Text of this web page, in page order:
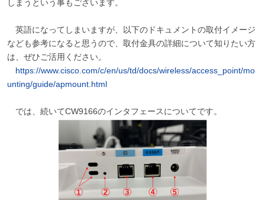
しまうという事もございます。
英語になってしまいますが、以下のドキュメントの取付イメージ
なども参考になると思うので、取付金具の詳細について知りたい方
は、ぜひご活用ください。
https://www.cisco.com/c/en/us/td/docs/wireless/access_point/mo
unting/guide/apmount.html
では、続いてCW9166のインタフェースについてです。